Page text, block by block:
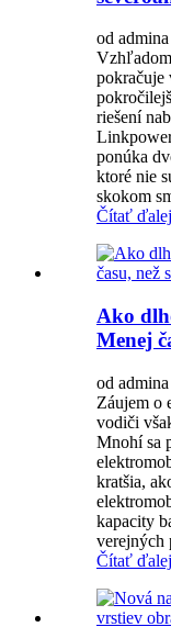
od
pokračuje
riešení
ponúka
ktoré nie
skokom
Čítať ďalej
Ako
Menej
od
Záujem o
vodiči
Mnohí sa
kratšia,
kapacity
verejných
Čítať ďalej